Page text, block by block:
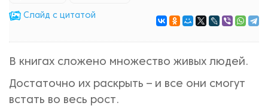
Cлайд с цитатой
В книгах сложено множество живых людей.
Достаточно их раскрыть – и все они смогут
встать во весь рост.